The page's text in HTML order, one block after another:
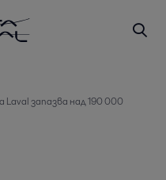
запазва над 190 000